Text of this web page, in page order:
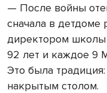
— После войны
сначала в детдоме
директором
92 лет и каждое 9
Это была традиция:
накрытым столом.